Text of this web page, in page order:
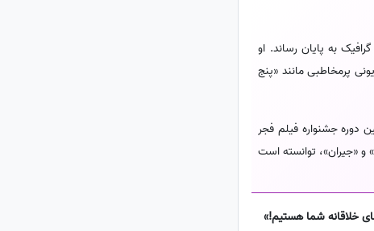
گرافیک به پایان رساند. او
پرمخاطبی مانند «پنج
دوره جشنواره فیلم فجر
«جیران»، توانسته است
خلاقانه شما هستیم!»